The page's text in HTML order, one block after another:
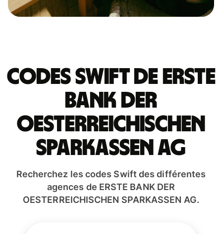
Codes Swift de ERSTE
BANK DER
OESTERREICHISCHEN
SPARKASSEN AG
Recherchez les codes Swift des différentes
agences de ERSTE BANK DER
OESTERREICHISCHEN SPARKASSEN AG.